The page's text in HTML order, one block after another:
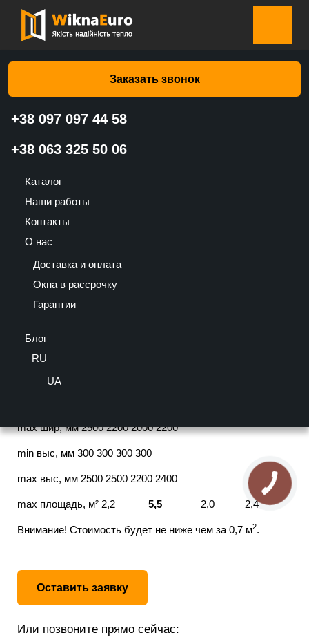
Заказать звонок
+38 097 097 44 58
+38 063 325 50 06
Каталог
Наши работы
Контакты
О нас
Доставка и оплата
Окна в рассрочку
Гарантии
Блог
RU
UA
Главная страница»Каталог
коричневые RAL 8003 (Валько)
Жалюзи Светло-коричневые
976 UAH
Тип: Алюминиевые
Важно! Цвет товара может отличаться от представленного на
экране.
Допуст.размеры Эконом Стандарт Премиум Элит
max шир, мм 2500 2200 2000 2200
min выс, мм 300 300 300 300
max выс, мм 2500 2500 2200 2400
max площадь, м² 2,2 5,5 2,0 2,4
Внимание! Стоимость будет не ниже чем за 0,7 м2.
Оставить заявку
Или позвоните прямо сейчас: